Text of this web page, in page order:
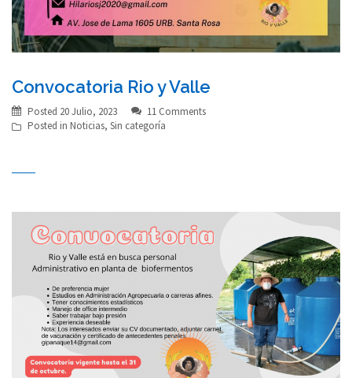
Convocatoria Rio y Valle
Posted 20 Julio, 2023
11 Comments
Posted in Noticias, Sin categoría